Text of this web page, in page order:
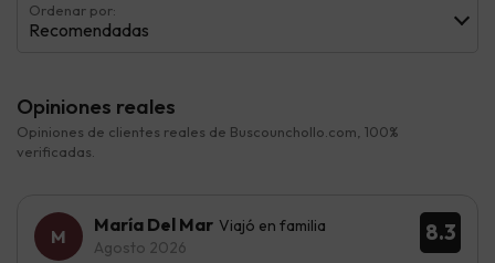
Ordenar por:
Recomendadas
Opiniones reales
Opiniones de clientes reales de Buscounchollo.com, 100%
verificadas.
8.3
María Del Mar Viajó en familia
Agosto 2026